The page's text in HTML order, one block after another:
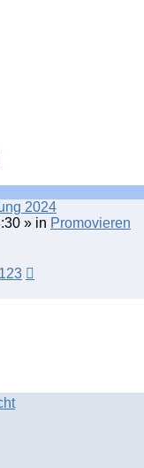
2024
» in Promovieren